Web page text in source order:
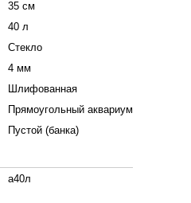
35 см
40 л
Стекло
4 мм
Шлифованная
Прямоугольный аквариум
Пустой (банка)
а40л